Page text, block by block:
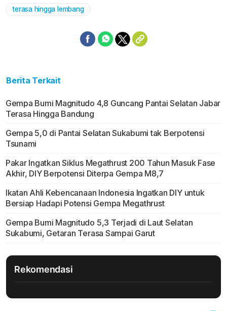
terasa hingga lembang
Berita Terkait
Gempa Bumi Magnitudo 4,8 Guncang Pantai Selatan Jabar
Terasa Hingga Bandung
Gempa 5,0 di Pantai Selatan Sukabumi tak Berpotensi
Tsunami
Pakar Ingatkan Siklus Megathrust 200 Tahun Masuk Fase
Akhir, DIY Berpotensi Diterpa Gempa M8,7
Ikatan Ahli Kebencanaan Indonesia Ingatkan DIY untuk
Bersiap Hadapi Potensi Gempa Megathrust
Gempa Bumi Magnitudo 5,3 Terjadi di Laut Selatan
Sukabumi, Getaran Terasa Sampai Garut
Rekomendasi